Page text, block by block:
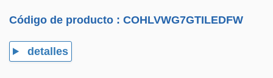
Código de producto :COHLVWG7GTILEDFW
detalles